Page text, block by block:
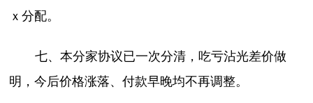
ｘ分配。
七、本分家协议已一次分清，吃亏沾光差价做
明，今后价格涨落、付款早晚均不再调整。